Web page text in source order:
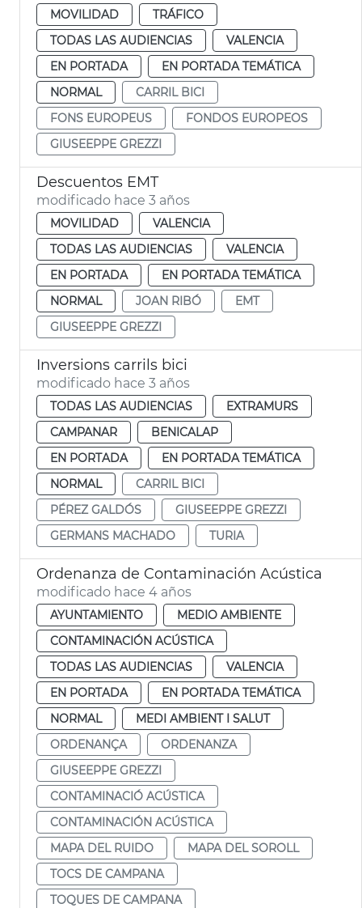
MOVILIDAD
TRÁFICO
TODAS LAS AUDIENCIAS
VALENCIA
EN PORTADA
EN PORTADA TEMÁTICA
NORMAL
CARRIL BICI
FONS EUROPEUS
FONDOS EUROPEOS
GIUSEEPPE GREZZI
Descuentos EMT
modificado hace 3 años
MOVILIDAD
VALENCIA
TODAS LAS AUDIENCIAS
VALENCIA
EN PORTADA
EN PORTADA TEMÁTICA
NORMAL
JOAN RIBÓ
EMT
GIUSEEPPE GREZZI
Inversions carrils bici
modificado hace 3 años
TODAS LAS AUDIENCIAS
EXTRAMURS
CAMPANAR
BENICALAP
EN PORTADA
EN PORTADA TEMÁTICA
NORMAL
CARRIL BICI
PÉREZ GALDÓS
GIUSEEPPE GREZZI
GERMANS MACHADO
TURIA
Ordenanza de Contaminación Acústica
modificado hace 4 años
AYUNTAMIENTO
MEDIO AMBIENTE
CONTAMINACIÓN ACÚSTICA
TODAS LAS AUDIENCIAS
VALENCIA
EN PORTADA
EN PORTADA TEMÁTICA
NORMAL
MEDI AMBIENT I SALUT
ORDENANÇA
ORDENANZA
GIUSEEPPE GREZZI
CONTAMINACIÓ ACÚSTICA
CONTAMINACIÓN ACÚSTICA
MAPA DEL RUIDO
MAPA DEL SOROLL
TOCS DE CAMPANA
TOQUES DE CAMPANA